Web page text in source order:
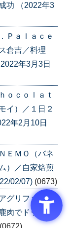
功 （2022年3
Ｐａｌａｃｅ
倉吉／料理
年3月3日
ｃｏｌａｔ
イ）／１日２
年2月10日
ＥＭＯ（バネ
）／自家焙煎
02/07) (0673)
グリファー
肉でドッグフ
(0672)